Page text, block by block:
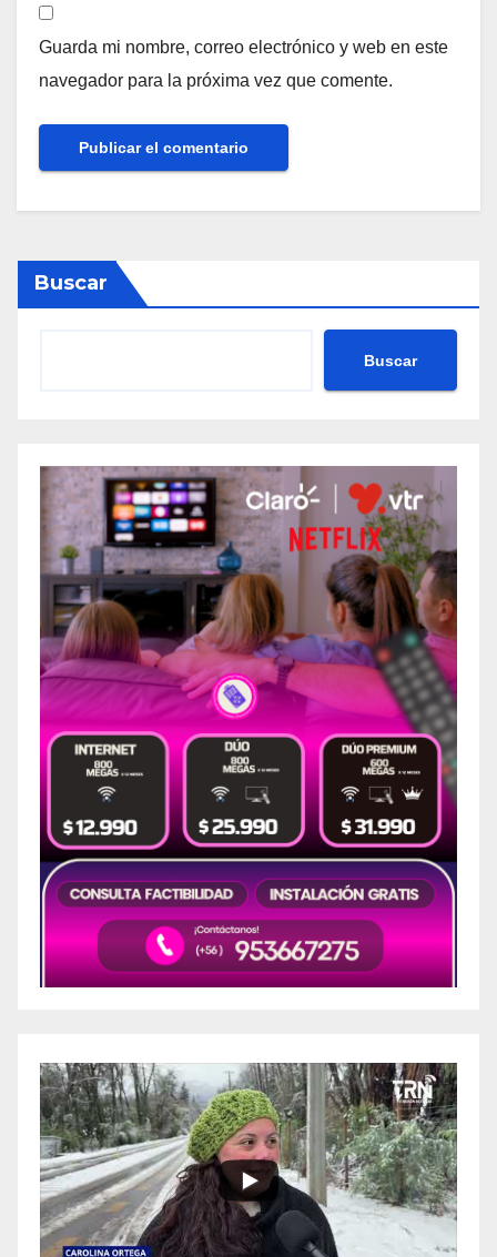
Guarda mi nombre, correo electrónico y web en este
navegador para la próxima vez que comente.
Buscar
Buscar